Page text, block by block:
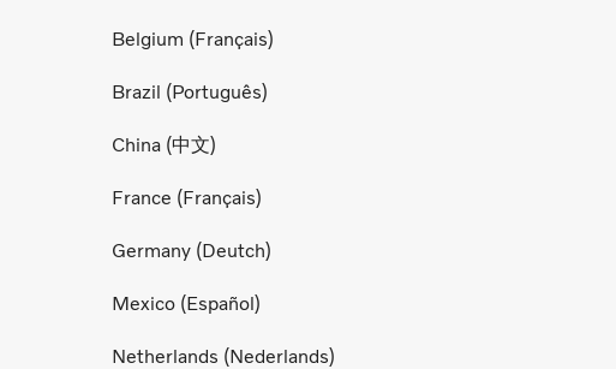
Belgium (Français)
Brazil (Português)
China (中文)
France (Français)
Germany (Deutch)
Mexico (Español)
Netherlands (Nederlands)